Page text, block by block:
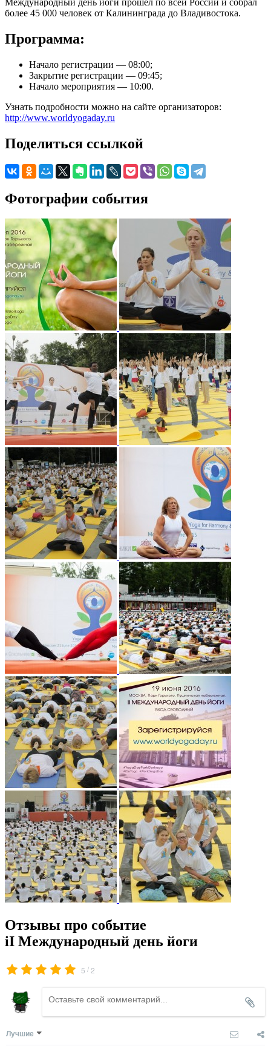
Международный день йоги прошел по всей России и собрал
более 45 000 человек от Калининграда до Владивостока.
Программа:
Начало регистрации — 08:00;
Закрытие регистрации — 09:45;
Начало мероприятия — 10:00.
Узнать подробности можно на сайте организаторов:
http://www.worldyogaday.ru
Поделиться ссылкой
Фотографии события
Отзывы про событие
iI Международный день йоги
5 /2
Лучшие